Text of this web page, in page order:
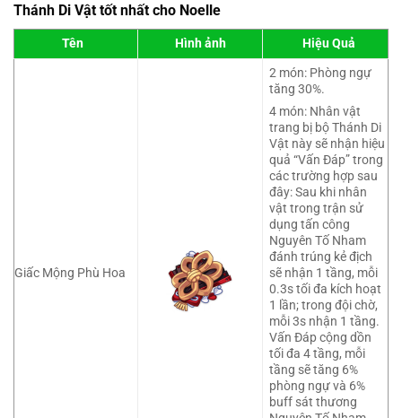
Thánh Di Vật tốt nhất cho Noelle
Tên Hình ảnh Hiệu Quả
Giấc Mộng Phù Hoa
2 món: Phòng ngự
tăng 30%.
4 món: Nhân vật
trang bị bộ Thánh Di
Vật này sẽ nhận hiệu
quả “Vấn Đáp” trong
các trường hợp sau
đây: Sau khi nhân
vật trong trận sử
dụng tấn công
Nguyên Tố Nham
đánh trúng kẻ địch
sẽ nhận 1 tầng, mỗi
0.3s tối đa kích hoạt
1 lần; trong đội chờ,
mỗi 3s nhận 1 tầng.
Vấn Đáp cộng dồn
tối đa 4 tầng, mỗi
tầng sẽ tăng 6%
phòng ngự và 6%
buff sát thương